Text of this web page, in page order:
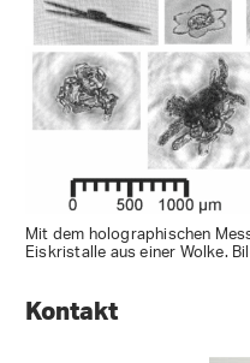
Mit dem holographischen
Eiskristalle aus einer Wolke.
Kontakt